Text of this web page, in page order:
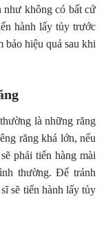
như không có bất cứ
hành lấy tủy trước
bảo hiệu quả sau khi
là những răng
răng khá lớn, nếu
phải tiến hàng mài
thường. Để tránh
sẽ tiến hành lấy tủy